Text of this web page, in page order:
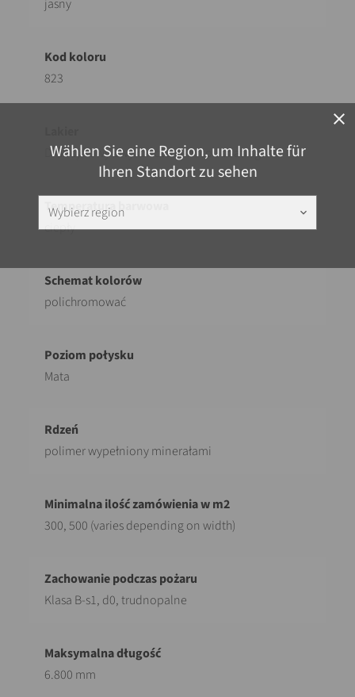
close
Wählen Sie eine Region, um Inhalte für
Ihren Standort zu sehen
Wybierz region keyboard_arrow_down
jasny
823
Druk cyfrowy z wykończeniem coil coating
ciepły
polichromować
Mata
polimer wypełniony minerałami
300, 500 (varies depending on width)
Klasa B-s1, d0, trudnopalne
6.800 mm